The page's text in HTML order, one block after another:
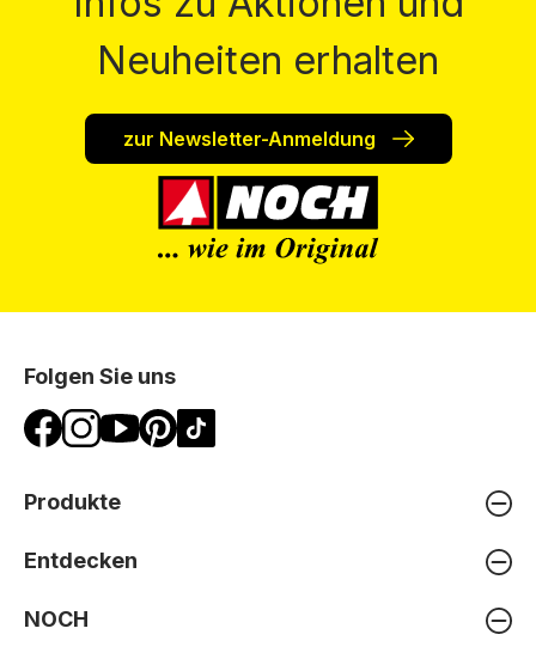
Neuheiten erhalten
zur Newsletter-Anmeldung
Folgen Sie uns
Produkte
Entdecken
NOCH